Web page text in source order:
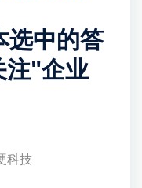
选中的答
注"企业
科技